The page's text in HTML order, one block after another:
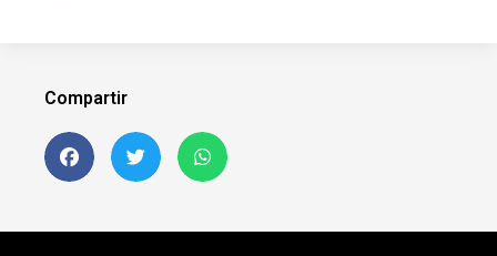
Compartir